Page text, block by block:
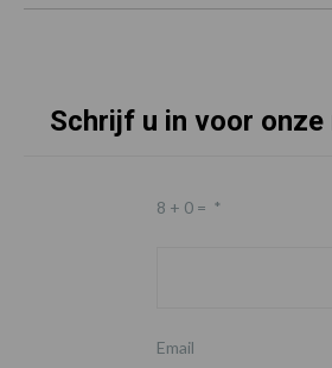
Schrijf u in voor
8 + 0 = *
Email